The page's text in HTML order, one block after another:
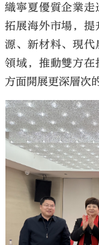
織寧夏優質企業走
拓展海外市場，
源、新材料、現
領域，推動雙方
方面開展更深層次